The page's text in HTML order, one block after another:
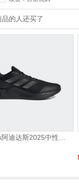
的人还买了